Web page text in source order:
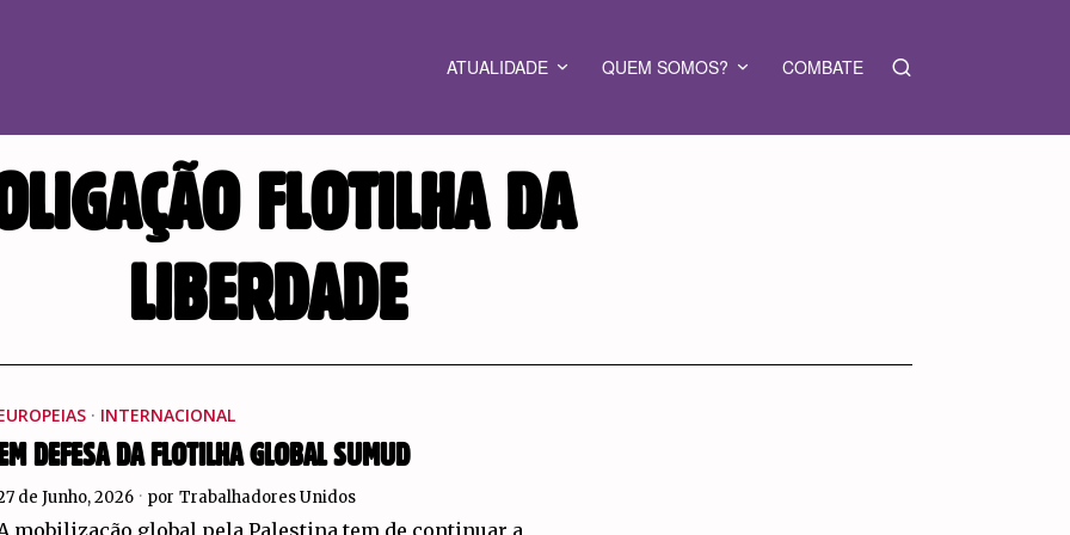
ATUALIDADE QUEM SOMOS? COMBATE
FLOTILHA DA
LIBERDADE
· INTERNACIONAL
DEFESA DA FLOTILHA GLOBAL SUMUD
de Junho, 2026 por Trabalhadores Unidos
mobilização global pela Palestina tem de continuar a